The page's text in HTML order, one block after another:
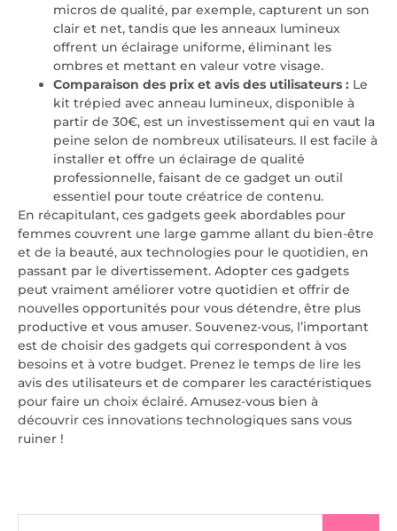
micros de qualité, par exemple, capturent un son
clair et net, tandis que les anneaux lumineux
offrent un éclairage uniforme, éliminant les
ombres et mettant en valeur votre visage.
Comparaison des prix et avis des utilisateurs : Le
kit trépied avec anneau lumineux, disponible à
partir de 30€, est un investissement qui en vaut la
peine selon de nombreux utilisateurs. Il est facile à
installer et offre un éclairage de qualité
professionnelle, faisant de ce gadget un outil
essentiel pour toute créatrice de contenu.
En récapitulant, ces gadgets geek abordables pour
femmes couvrent une large gamme allant du bien-être
et de la beauté, aux technologies pour le quotidien, en
passant par le divertissement. Adopter ces gadgets
peut vraiment améliorer votre quotidien et offrir de
nouvelles opportunités pour vous détendre, être plus
productive et vous amuser. Souvenez-vous, l’important
est de choisir des gadgets qui correspondent à vos
besoins et à votre budget. Prenez le temps de lire les
avis des utilisateurs et de comparer les caractéristiques
pour faire un choix éclairé. Amusez-vous bien à
découvrir ces innovations technologiques sans vous
ruiner !